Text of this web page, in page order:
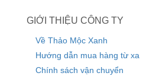
GIỚI THIỆU CÔNG TY
Về Thảo Mộc Xanh
Hướng dẫn mua hàng từ xa
Chính sách vận chuyển